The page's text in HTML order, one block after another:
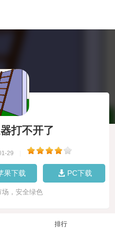
打不开了
29
果下载 PC下载
场，安全绿色
排行